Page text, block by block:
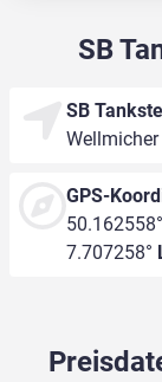
SB
SB
GPS-
50.162558°
7.707258°